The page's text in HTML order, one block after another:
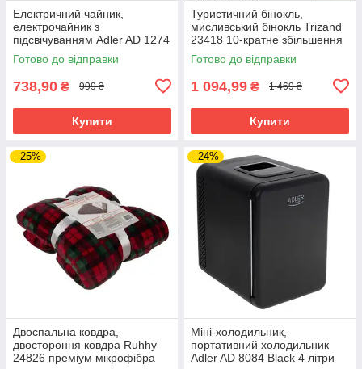
Електричний чайник,
електрочайник з
підсвічуванням Adler AD 1274
w 1 7 л 2200 Вт
Готово до відправки
738,90 ₴ 999 ₴
Купити
Туристичний бінокль,
мисливський бінокль Trizand
23418 10-кратне збільшення
50 мм
Готово до відправки
1 094,99 ₴ 1 469 ₴
Купити
–25%
Двоспальна ковдра,
двостороння ковдра Ruhhy
24826 преміум мікрофібра
–24%
Міні-холодильник,
портативний холодильник
Adler AD 8084 Black 4 літри